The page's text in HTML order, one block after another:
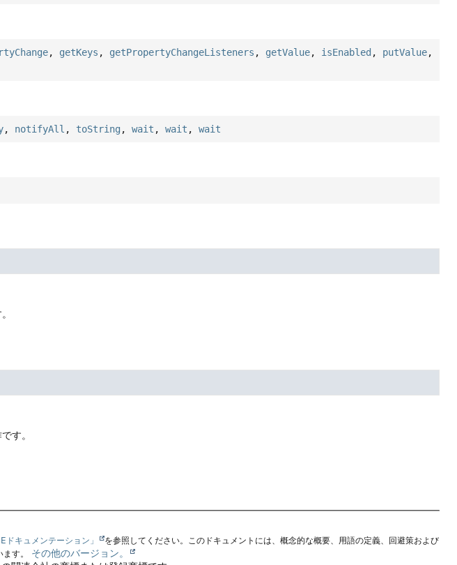
, getKeys , getPropertyChangeListeners , getValue, isEnabled , putValue,
, notifyAll , toString ,wait ,wait ,wait
す。
ドキュメンテーション」
を参照してください。このドキュメントには、概念的な概要、用語の定義、回避策および
す。
その他のバージョン。